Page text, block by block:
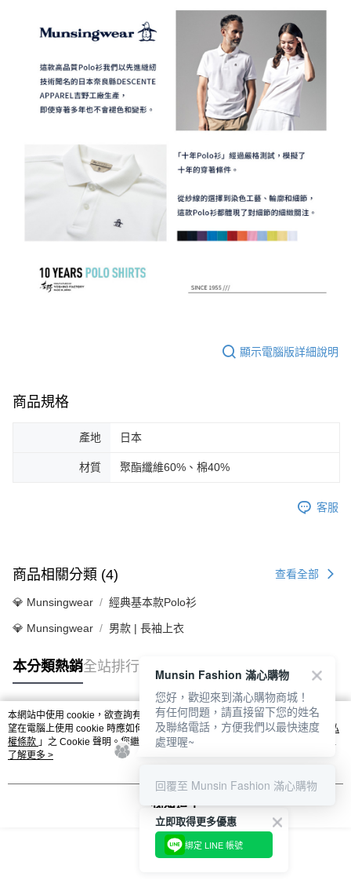
顯示電腦版詳細說明
商品規格
產地 日本
材質 聚酯纖維60%、棉40%
客服
商品相關分類 (4) 查看全部
💎 Munsingwear 經典基本款Polo衫
💎 Munsingwear 男款 | 長袖上衣
本分類熱銷全站排行
熱門標籤
本網站中使用 cookie，欲查詢有關本網站使用 cookie 方式之詳情，及若您不希
望在電腦上使用 cookie 時應如何變更電腦的 cookie 設定，請參閱本網站「
隱私
權條款 」之 Cookie 聲明。您繼續使用本網站即表示您同意本公司得按本網站使
用條款之 Cookie 聲明使用 cookie。
了解更多 >
我知道了
立即取得更多優惠
綁定 LINE 帳號
Munsin Fashion 滿心購物
您好，歡迎來到滿心購物商城！
有任何問題，請直接留下您的姓名
及聯絡電話，方便我們以最快速度
處理喔~
回覆至 Munsin Fashion 滿心購物